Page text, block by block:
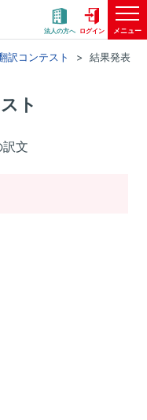
法人の方へ ログイン メニュー
訳コンテスト 結果発表
ト
文